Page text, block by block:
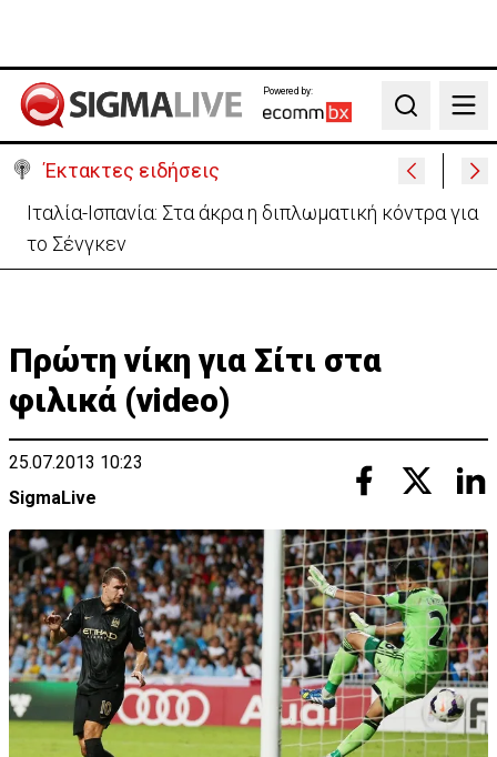
Powered by:
Search
Έκτακτες ειδήσεις
Υψηλές οι θερμοκρασίες με αυξημένη υγρασία
-«Στα παράλια είναι δύσκολα»
Πρώτη νίκη για Σίτι στα
φιλικά (video)
25.07.2013 10:23
SigmaLive